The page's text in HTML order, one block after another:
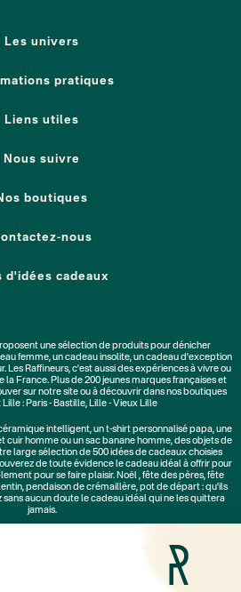
Les univers
pratiques
Liens utiles
Nous suivre
boutiques
nous
d'idées cadeaux
une sélection de produits pour dénicher
femme, uncadeau insolite, uncadeau d'exception
Les Raffineurs, c'est aussi desexpériences à vivreou
la France. Plus de200 jeunes marquesfrançaises et
sur notre site ou à découvrir dans nos boutiques
Lille : Paris - Bastille, Lille - Vieux Lille
intelligent, unt-shirt personnalisé papa, une
cuir hommeou unsac banane homme, desobjets de
large sélection de500 idées de cadeauxchoisies
de toute évidence le cadeau idéal à offrir pour
pour se faire plaisir. Noël,fête des pères,fête
,pendaison de crémaillère, pot de départ : qu'ils
sans aucun doute le cadeau idéal qui ne les quittera
jamais.
Fête des Grands-Mères
Cadeaux Secret Santa